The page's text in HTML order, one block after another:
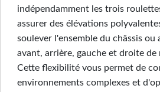
indépendamment les trois
assurer des élévations
soulever l'ensemble du châssis ou
avant, arrière, gauche et droite de
Cette flexibilité vous permet de
environnements complexes et